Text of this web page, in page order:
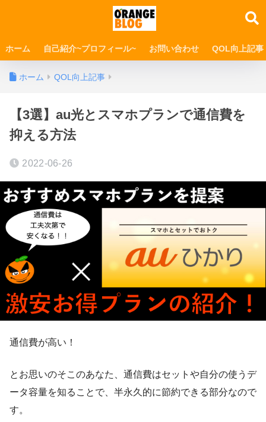
ホーム 自己紹介~プロフィール~ お問い合わせ QOL向上記事
ホーム QOL向上記事
【3選】au光とスマホプランで通信費を
抑える方法
2022-06-26
通信費が高い！
とお思いのそこのあなた、通信費はセットや自分の使うデ
ータ容量を知ることで、半永久的に節約できる部分なので
す。